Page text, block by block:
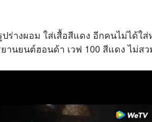
างผอม ใส่เสื้อสีแดง อีกคนไม่ได้ใ
านยนต์ฮอนด้า เวฟ 100 สีแดง ไม่ส